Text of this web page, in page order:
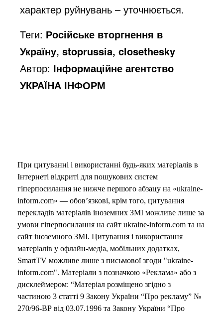
характер руйнувань – уточнюється.
Теги: Російське вторгнення в
Україну, stoprussia, closethesky
Автор: Інформаційне агентство
УКРАЇНА ІНФОРМ
При цитуванні і використанні будь-яких матеріалів в
Інтернеті відкриті для пошукових систем
гіперпосилання не нижче першого абзацу на «ukraine-
inform.com» — обов’язкові, крім того, цитування
перекладів матеріалів іноземних ЗМІ можливе лише за
умови гіперпосилання на сайт ukraine-inform.com та на
сайт іноземного ЗМІ. Цитування і використання
матеріалів у офлайн-медіа, мобільних додатках,
SmartTV можливе лише з письмової згоди "ukraine-
inform.com". Матеріали з позначкою «Реклама» або з
дисклеймером: “Матеріал розміщено згідно з
частиною 3 статті 9 Закону України “Про рекламу” №
270/96-ВР від 03.07.1996 та Закону України “Про